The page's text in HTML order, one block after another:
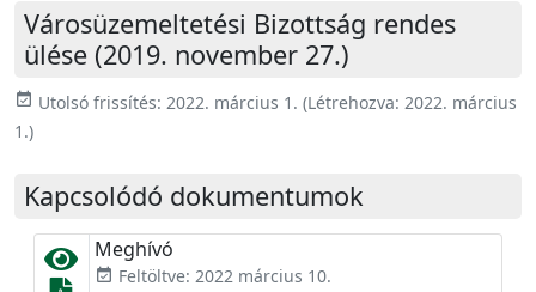
Városüzemeltetési Bizottság rendes
ülése (2019. november 27.)
event_available Utolsó frissítés: 2022. március 1. (Létrehozva: 2022. március
1.)
Kapcsolódó dokumentumok
Meghívó
event_available Feltöltve: 2022 március 10.